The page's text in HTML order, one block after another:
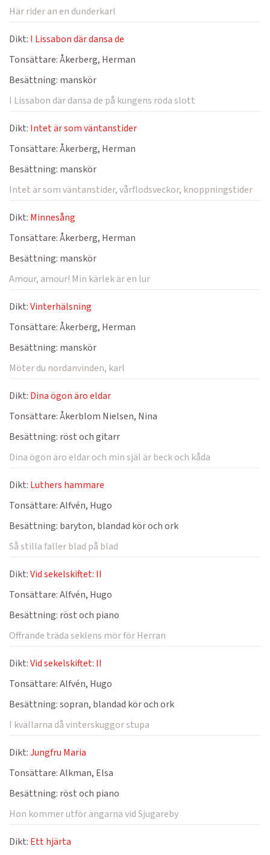
Här rider an en dunderkarl
Dikt: I Lissabon där dansa de
Tonsättare:Åkerberg, Herman
Besättning: manskör
I Lissabon där dansa de på kungens röda slott
Dikt: Intet är som väntanstider
Tonsättare:Åkerberg, Herman
Besättning: manskör
Intet är som väntanstider, vårflodsveckor, knoppningstider
Dikt: Minnesång
Tonsättare:Åkerberg, Herman
Besättning: manskör
Amour, amour! Min kärlek är en lur
Dikt:Vinterhälsning
Tonsättare:Åkerberg, Herman
Besättning: manskör
Möter du nordanvinden, karl
Dikt: Dina ögon äro eldar
Tonsättare:Åkerblom Nielsen, Nina
Besättning: röst och gitarr
Dina ögon äro eldar och min själ är beck och kåda
Dikt: Luthers hammare
Tonsättare:Alfvén, Hugo
Besättning: baryton, blandad kör och ork
Så stilla faller blad på blad
Dikt:Vid sekelskiftet: II
Tonsättare:Alfvén, Hugo
Besättning: röst och piano
Offrande träda seklens mör för Herran
Dikt:Vid sekelskiftet: II
Tonsättare:Alfvén, Hugo
Besättning:sopran, blandad kör och ork
I kvällarna då vinterskuggor stupa
Dikt:Jungfru Maria
Tonsättare:Alkman, Elsa
Besättning: röst och piano
Hon kommer utför ängarna vid Sjugareby
Dikt: Ett hjärta